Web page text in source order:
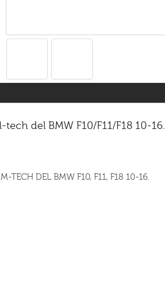
del BMW F10/F11/F18 10-16.
DEL BMW F10, F11, F18 10-16.